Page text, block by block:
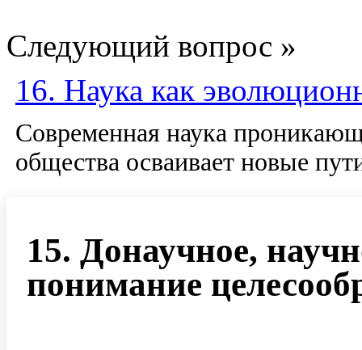
Следующий вопрос »
16. Наука как
Современная наука
общества осваивает новые
15. Донаучное,
понимание